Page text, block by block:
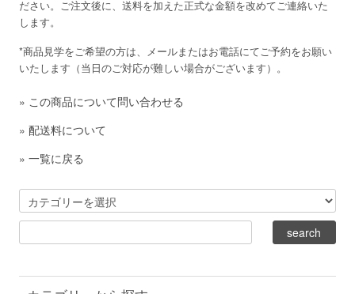
ださい。ご注文後に、送料を加えた正式な金額を改めてご連絡いた
します。
*商品見学をご希望の方は、メールまたはお電話にてご予約をお願い
いたします（当日のご対応が難しい場合がございます）。
» この商品について問い合わせる
»配送料について
»一覧に戻る